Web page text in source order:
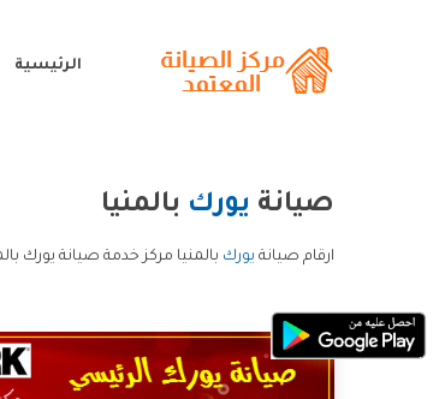
الرئيسية
صيانة يورك بالمنيا
ارقام صيانة يورك بالمنيا مركز خدمة صيانة يورك